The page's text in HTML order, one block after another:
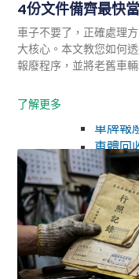
車牌報
車體回
4份文件備齊最快
車子不要了，正確處理
大核心。本文教您如何
報廢程序，並將老舊車
了解更多